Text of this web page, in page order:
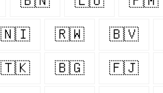
🇳🇮 🇷🇼 🇧🇻
🇹🇰 🇧🇬 🇫🇯